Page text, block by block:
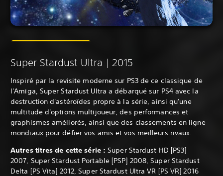
Super Stardust Ultra | 2015
Inspiré par la revisite moderne sur PS3 de ce classique de
l'Amiga, Super Stardust Ultra a débarqué sur PS4 avec la
destruction d'astéroïdes propre à la série, ainsi qu'une
multitude d'options multijoueur, des performances et
graphismes améliorés, ainsi que des classements en ligne
mondiaux pour défier vos amis et vos meilleurs rivaux.
Autres titres de cette série : Super Stardust HD [PS3]
2007, Super Stardust Portable [PSP] 2008, Super Stardust
Delta [PS Vita] 2012, Super Stardust Ultra VR [PS VR] 2016